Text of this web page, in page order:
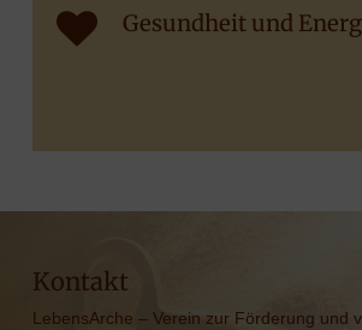
Gesundheit und
Kontakt
LebensArche – Verein zur Förderung und